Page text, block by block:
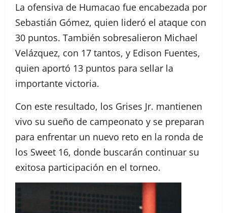
La ofensiva de Humacao fue encabezada por
Sebastián Gómez, quien lideró el ataque con
30 puntos. También sobresalieron Michael
Velázquez, con 17 tantos, y Edison Fuentes,
quien aportó 13 puntos para sellar la
importante victoria.
Con este resultado, los Grises Jr. mantienen
vivo su sueño de campeonato y se preparan
para enfrentar un nuevo reto en la ronda de
los Sweet 16, donde buscarán continuar su
exitosa participación en el torneo.